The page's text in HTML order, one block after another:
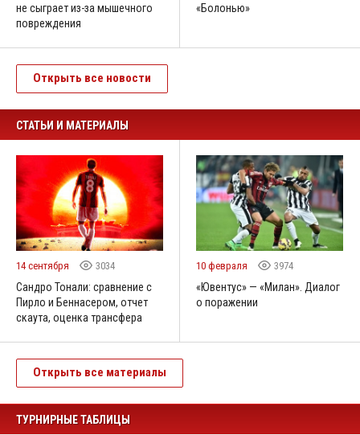
не сыграет из-за мышечного
повреждения
«Болонью»
Открыть все новости
СТАТЬИ И МАТЕРИАЛЫ
14 сентября 3034
Сандро Тонали: сравнение с
Пирло и Беннасером, отчет
скаута, оценка трансфера
10 февраля 3974
«Ювентус» — «Милан». Диалог
о поражении
Открыть все материалы
ТУРНИРНЫЕ ТАБЛИЦЫ